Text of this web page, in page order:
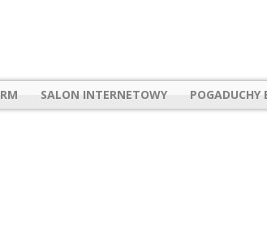
SALON INTERNETOWY POGADUCHY